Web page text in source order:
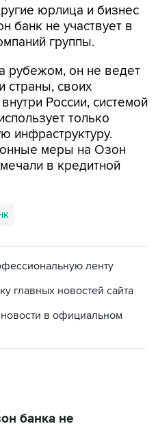
юрлица и бизнес
банк не участвует в
группы.
рубежом, он не ведет
страны, своих
России, системой
только
инфраструктуру.
меры на Озон
в кредитной
ленту
главных новостей сайта
в официальном
банка не